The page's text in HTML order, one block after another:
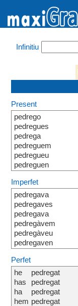
Infinitiu
Present
pedrego
pedregues
pedrega
pedreguem
pedregueu
pedreguen
Imperfet
pedregava
pedregaves
pedregava
pedregàvem
pedregàveu
pedregaven
Perfet
he
has
ha
hem
pedregat
pedregat
pedregat
pedregat